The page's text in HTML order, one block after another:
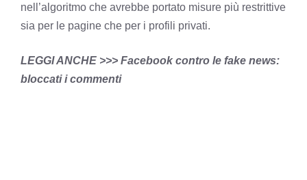
nell’algoritmo che avrebbe portato misure più restrittive
sia per le pagine che per i profili privati.
LEGGI ANCHE >>> Facebook contro le fake news:
bloccati i commenti